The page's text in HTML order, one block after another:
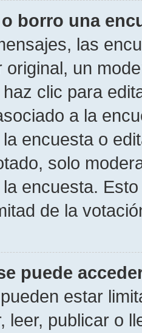
borro una
las
original, un
clic para
a la
encuesta o
solo
encuesta.
de la
puede
estar
leer, publicar o